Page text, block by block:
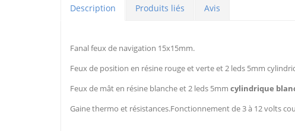
Description Produits liés Avis
Fanal feux de navigation 15x15mm.
Feux de position en résine rouge et verte et 2 leds 5mm
Feux de mât en résine blanche et 2 leds 5mm cylindrique
Gaine thermo et résistances.Fonctionnement de 3 à 12 volts